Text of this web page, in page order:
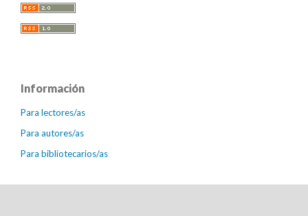
Información
Para lectores/as
Para autores/as
Para bibliotecarios/as